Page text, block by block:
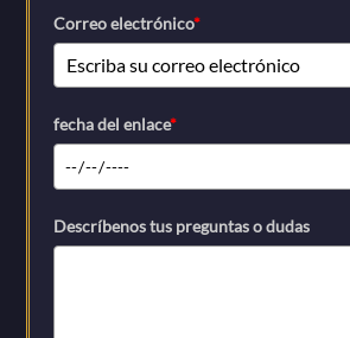
Correo electrónico*
fecha del enlace*
Descríbenos tus preguntas o dudas